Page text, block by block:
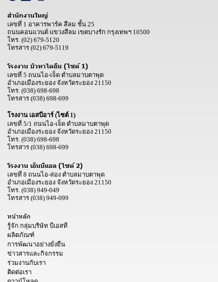
สำนักงานใหญ่
เลขที่ 1 อาคารพาร์ค สีลม ชั้น 25
ถนนคอนแวนต์ แขวงสีลม เขตบางรัก กรุงเทพฯ 10500
โทร. (02) 679-5120
โทรสาร (02) 679-5119
โรงงาน บิวทาไดอีน (ไซต์ 1)
เลขที่ 5 ถนนไอ-เจ็ด ตำบลมาบตาพุด
อำเภอเมืองระยอง จังหวัดระยอง 21150
โทร. (038) 698-698
โทรสาร (038) 698-699
โรงงาน เอสบีอาร์ (ไซต์ 1)
เลขที่ 5/1 ถนนไอ-เจ็ด ตำบลมาบตาพุด
อำเภอเมืองระยอง จังหวัดระยอง 21150
โทร. (038) 698-698
โทรสาร (038) 698-699
โรงงาน เอ็นบีแอล (ไซต์ 2)
เลขที่ 8 ถนนไอ-สอง ตำบลมาบตาพุด
อำเภอเมืองระยอง จังหวัดระยอง 21150
โทร. (038) 949-049
โทรสาร (038) 949-099
หน้าหลัก
รู้จัก กลุ่มบริษัท บีเอสที
ผลิตภัณฑ์
การพัฒนาอย่างยั่งยืน
ข่าวสารและกิจกรรม
ร่วมงานกับเรา
ติดต่อเรา